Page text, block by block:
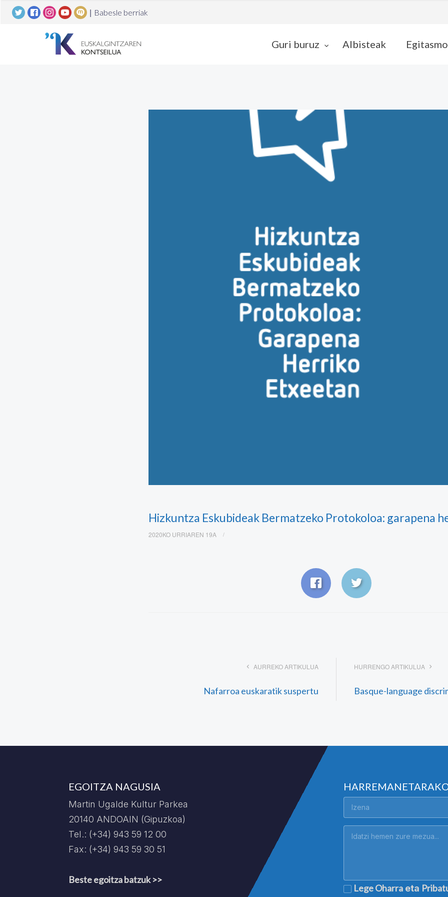
| Babesle berriak
Guri buruz Albisteak
Hizkuntza Eskubideak Bermatzeko Protokoloa: garapena
2020KO URRIAREN 19A
AURREKO ARTIKULUA
Nafarroa euskaratik suspertu
HURRENGO ARTIKULUA
Basque-language
EGOITZA NAGUSIA
Martin Ugalde Kultur Parkea
20140 ANDOAIN (Gipuzkoa)
Tel.: (+34) 943 59 12 00
Fax: (+34) 943 59 30 51
Beste egoitza batzuk >>
Lege Oharra eta